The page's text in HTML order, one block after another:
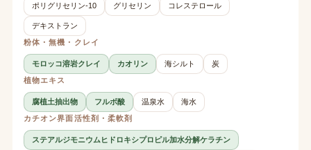
ポリグリセリン-10 グリセリン コレステロール
デキストラン
粉体・無機・クレイ
モロッコ溶岩クレイ カオリン 海シルト
炭
植物エキス
腐植土抽出物 フルボ酸 温泉水
海水
カチオン界面活性剤・柔軟剤
ステアルジモニウムヒドロキシプロピル加水分解ケラチン